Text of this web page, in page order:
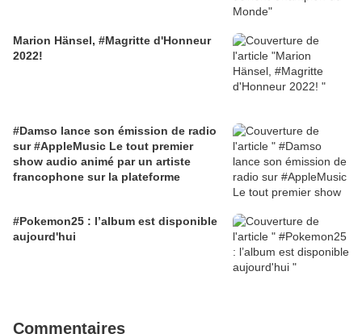
Marion Hänsel, #Magritte d'Honneur
2022!
#Damso lance son émission de radio
sur #AppleMusic Le tout premier
show audio animé par un artiste
francophone sur la plateforme
#Pokemon25 : l’album est disponible
aujourd'hui
Commentaires